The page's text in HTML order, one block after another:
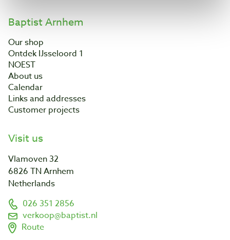
Baptist Arnhem
Our shop
Ontdek IJsseloord 1
NOEST
About us
Calendar
Links and addresses
Customer projects
Visit us
Vlamoven 32
6826 TN Arnhem
Netherlands
026 351 2856
verkoop@baptist.nl
Route